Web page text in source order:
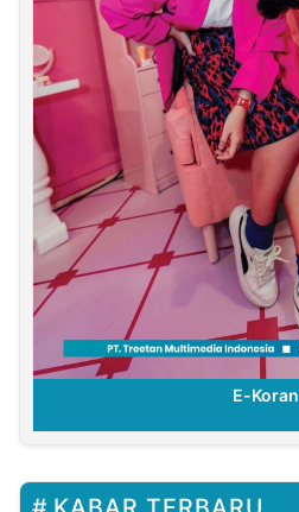
E-Koran